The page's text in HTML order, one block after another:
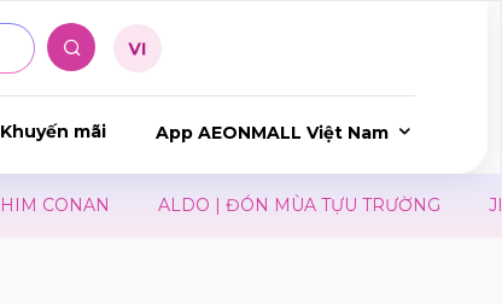
Khuyến mãi App AEONMALL Việt Nam
ALDO | ĐÓN MÙA TỰU TRƯỜNG JIN I NEW CLASSIC